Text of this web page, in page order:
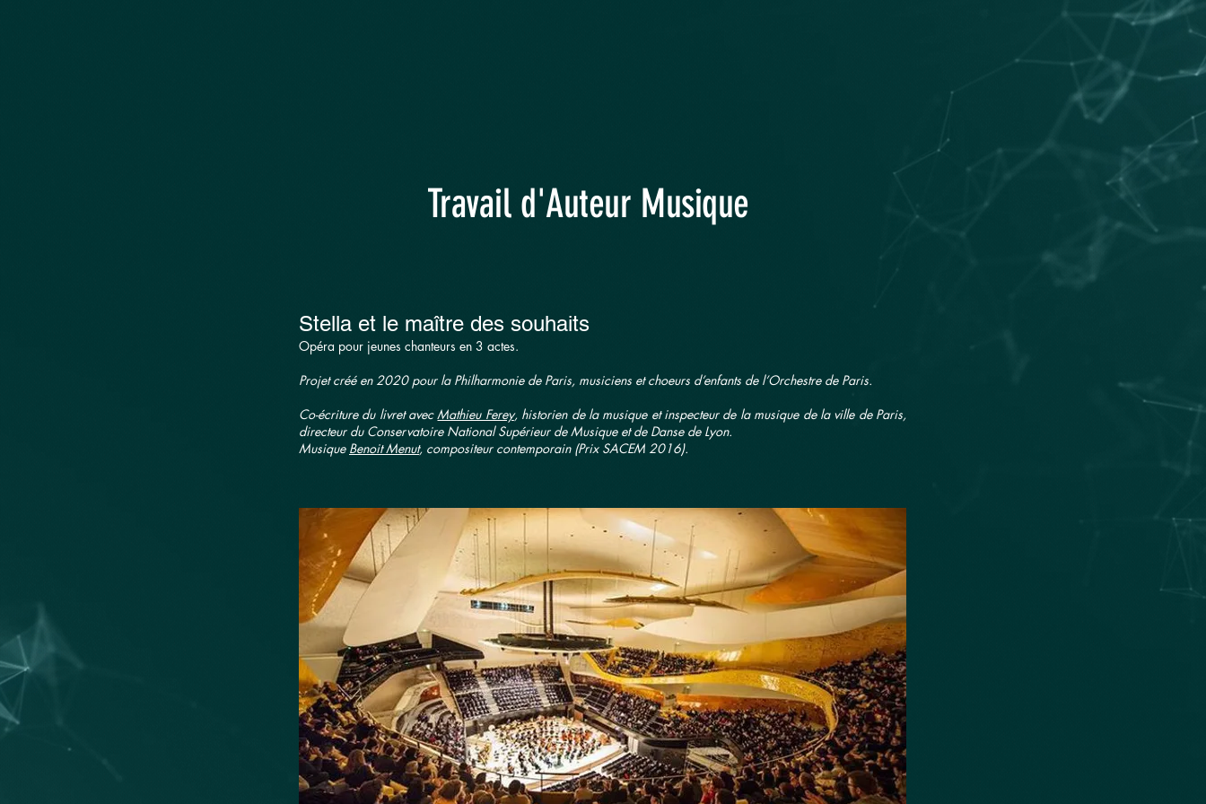
Travaild'Auteur Musique
Stella et le maître des souhaits
Opéra pour jeunes chanteurs en 3 actes.
Projet créé en 2020 pour la Philharmonie de Paris, musiciens et choeurs d’enfants de l’Orchestre de Paris.
Co-écriture du livret avecMathieu Ferey, historien de la musique et inspecteur de la musique de la ville de Paris,
directeur du Conservatoire National Supérieur de Musique et de Danse de Lyon.
Musique Benoit Menut, compositeur contemporain (Prix SACEM 2016).